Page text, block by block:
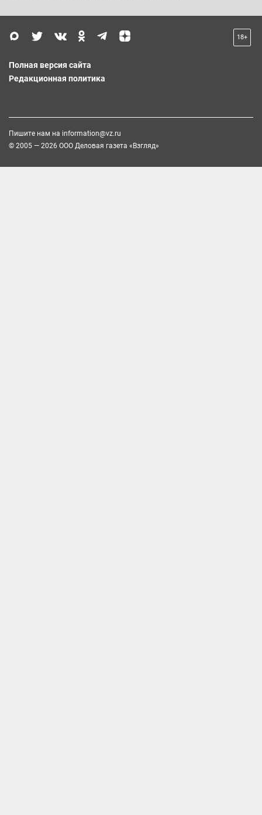
18+
Полная версия сайта
Редакционная политика
Пишите нам на information@vz.ru
© 2005 — 2026 ООО Деловая газета «Взгляд»